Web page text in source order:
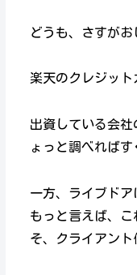
どうも、さすがお
楽天のクレジット
出資している会
ょっと調べればす
一方、ライブドア
もっと言えば、
そ、クライアント